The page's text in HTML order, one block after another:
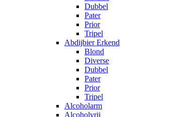
Dubbel
Pater
Prior
Tripel
Abdijbier Erkend
Blond
Diverse
Dubbel
Pater
Prior
Tripel
Alcoholarm
Alcoholvrij